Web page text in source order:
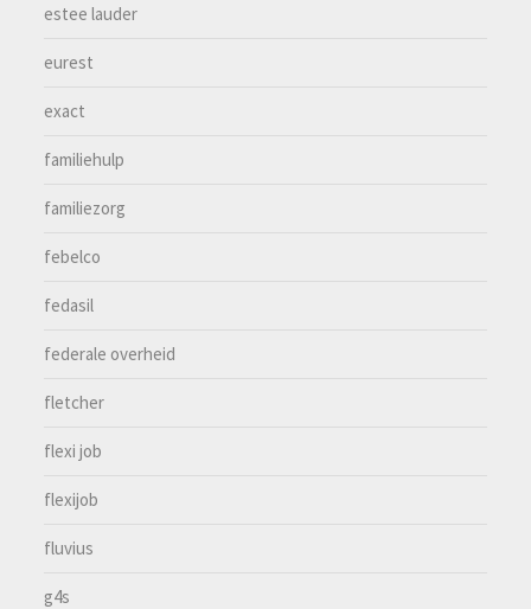
estee lauder
eurest
exact
familiehulp
familiezorg
febelco
fedasil
federale overheid
fletcher
flexi job
flexijob
fluvius
g4s